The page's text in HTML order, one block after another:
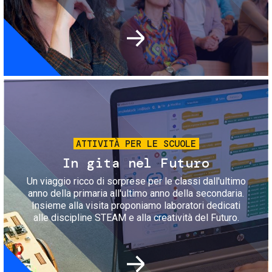
Immagine
ATTIVITÀ PER LE SCUOLE
In gita nel Futuro
Un viaggio ricco di sorprese per le classi dall'ultimo
anno della primaria all'ultimo anno della secondaria.
Insieme alla visita proponiamo laboratori dedicati
alle discipline STEAM e alla creatività del Futuro.